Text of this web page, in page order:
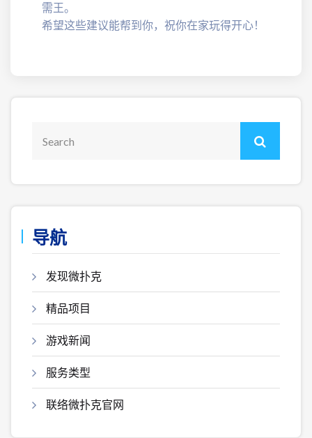
需王。
希望这些建议能帮到你，祝你在家玩得开心！
导航
发现微扑克
精品项目
游戏新闻
服务类型
联络微扑克官网